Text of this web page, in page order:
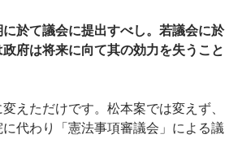
於て議会に提出すべし。若議会に於
府は将来に向て其の効力を失うこと
えただけです。松本案では変えず、
代わり「憲法事項審議会」による議